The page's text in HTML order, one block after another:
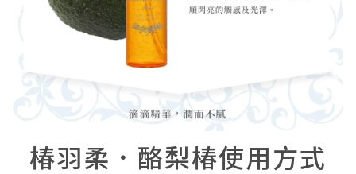
椿羽柔．酪梨椿使用方式